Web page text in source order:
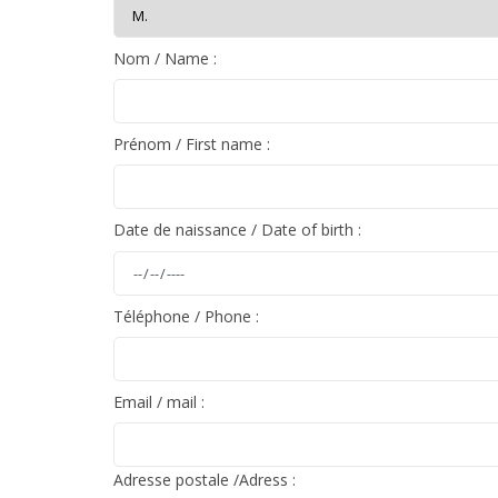
Nom / Name :
Prénom / First name :
Date de naissance / Date of birth :
Téléphone / Phone :
Email / mail :
Adresse postale /Adress :
Aidez MYopiA pour